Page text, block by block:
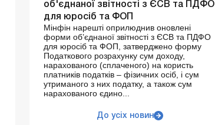
об'єднаної звітності з ЄСВ та ПДФО
для юросіб та ФОП
Мінфін нарешті оприлюднив оновлені
форми об’єднаної звітності з ЄСВ та ПДФО
для юросіб та ФОП, затверджено форму
Податкового розрахунку сум доходу,
нарахованого (сплаченого) на користь
платників податків – фізичних осіб, і сум
утриманого з них податку, а також сум
нарахованого єдино...
До усіх новин